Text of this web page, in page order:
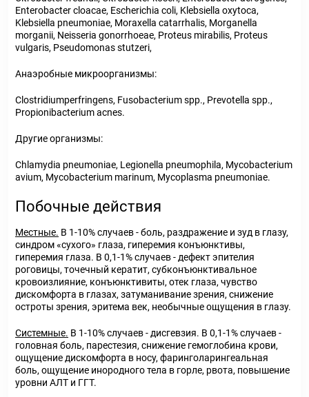
Enterobacter cloacae, Escherichia coli, Klebsiella oxytoca,
Klebsiella pneumoniae, Moraxella catarrhalis, Morganella
morganii, Neisseria gonorrhoeae, Proteus mirabilis, Proteus
vulgaris, Pseudomonas stutzeri,
Анаэробные микроорганизмы:
Clostridiumperfringens, Fusobacterium spp., Prevotella spp.,
Propionibacterium acnes.
Другие организмы:
Chlamydia pneumoniae, Legionella pneumophila, Mycobacterium
avium, Mycobacterium marinum, Mycoplasma pneumoniae.
Побочные действия
Местные. В 1-10% случаев - боль, раздражение и зуд в глазу,
синдром «сухого» глаза, гиперемия конъюнктивы,
гиперемия глаза. В 0,1-1% случаев - дефект эпителия
роговицы, точечный кератит, субконъюнктивальное
кровоизлияние, конъюнктивиты, отек глаза, чувство
дискомфорта в глазах, затуманивание зрения, снижение
остроты зрения, эритема век, необычные ощущения в глазу.
Системные. В 1-10% случаев - дисгевзия. В 0,1-1% случаев -
головная боль, парестезия, снижение гемоглобина крови,
ощущение дискомфорта в носу, фаринголарингеальная
боль, ощущение инородного тела в горле, рвота, повышение
уровни АЛТ и ГГТ.